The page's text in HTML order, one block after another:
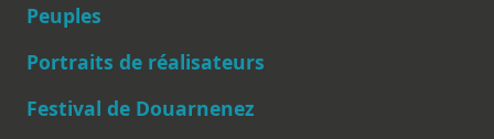
Main navigation
Peuples
Portraits de réalisateurs
Festival de Douarnenez